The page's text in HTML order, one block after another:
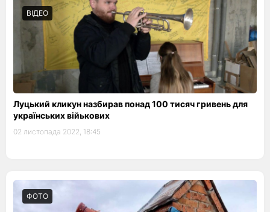
ВІДЕО
Луцький кликун назбирав понад 100 тисяч гривень для
українських війькових
02 листопада 2022, 18:45
ФОТО